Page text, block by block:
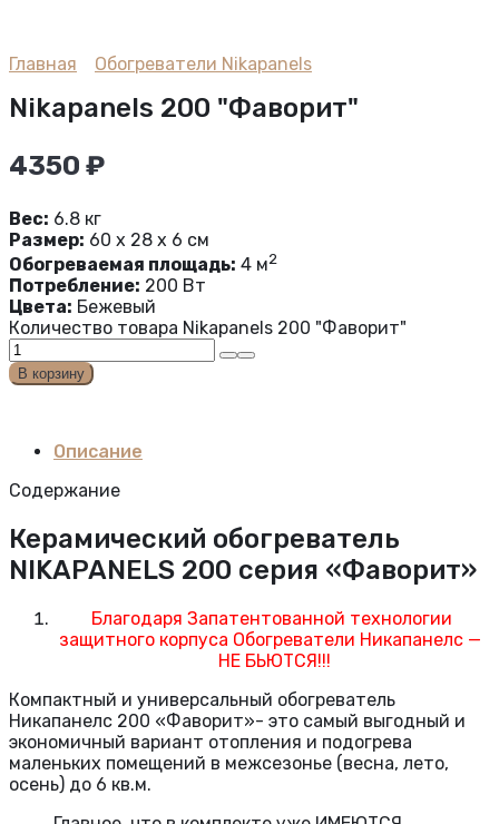
Главная Обогреватели Nikapanels
Nikapanels 200 "Фаворит"
4350 ₽
Вес: 6.8 кг
Размер: 60 x 28 x 6 см
Обогреваемая площадь: 4 м2
Потребление: 200 Вт
Цвета: Бежевый
Количество товара Nikapanels 200 "Фаворит"
В корзину
Описание
Содержание
Керамический обогреватель
NIKAPANELS 200 серия «Фаворит»
Благодаря Запатентованной технологии
защитного корпуса Обогреватели Никапанелс —
НЕ БЬЮТСЯ!!!
Компактный и универсальный обогреватель
Никапанелс 200 «Фаворит»- это самый выгодный и
экономичный вариант отопления и подогрева
маленьких помещений в межсезонье (весна, лето,
осень) до 6 кв.м.